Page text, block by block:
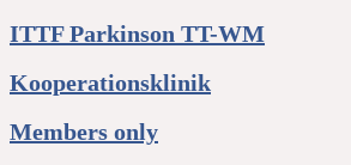
ITTF Parkinson TT-WM
Kooperationsklinik
Members only